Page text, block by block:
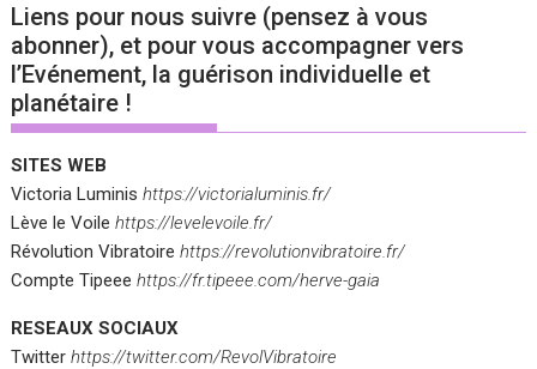
Liens pour nous suivre (pensez à vous
abonner), et pour vous accompagner vers
l’Evénement, la guérison individuelle et
planétaire !
SITES WEB
Victoria Luminishttps://victorialuminis.fr/
Lève le Voilehttps://levelevoile.fr/
Révolution Vibratoirehttps://revolutionvibratoire.fr/
Compte Tipeeehttps://fr.tipeee.com/herve-gaia
RESEAUX SOCIAUX
Twitterhttps://twitter.com/RevolVibratoire